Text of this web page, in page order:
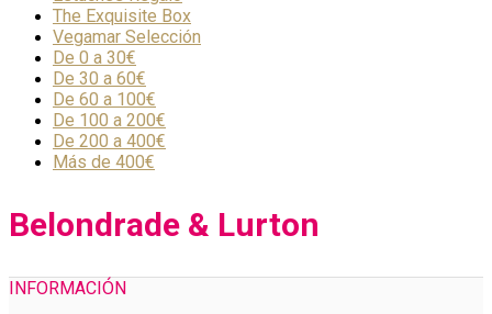
The Exquisite Box
Vegamar Selección
De 0 a 30€
De 30 a 60€
De 60 a 100€
De 100 a 200€
De 200 a 400€
Más de 400€
Belondrade & Lurton
INFORMACIÓN